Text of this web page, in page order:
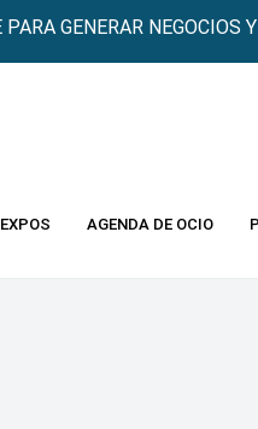
GENERAR NEGOCIOS
AGENDA DE OCIO